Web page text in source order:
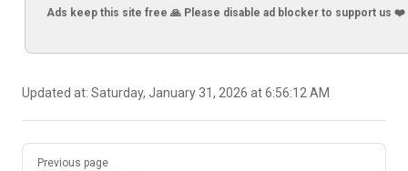
Ads keep this site free 🙏 Please disable ad blocker to support us ❤️
Updated at: Saturday, January 31, 2026 at 6:56:12 AM
Previous page